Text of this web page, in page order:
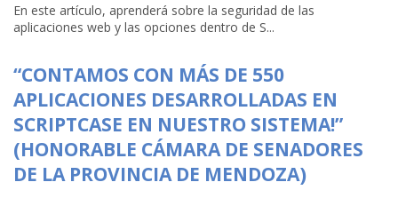
En este artículo, aprenderá sobre la seguridad de las
aplicaciones web y las opciones dentro de S...
“CONTAMOS CON MÁS DE 550
APLICACIONES DESARROLLADAS EN
SCRIPTCASE EN NUESTRO SISTEMA!”
(HONORABLE CÁMARA DE SENADORES
DE LA PROVINCIA DE MENDOZA)